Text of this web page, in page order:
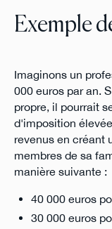
Exemple
Imaginons un
000 euros par an.
propre, il pourrait
d'imposition
revenus en créant
membres de sa
manière suivante :
40 000 euros
30 000 euros